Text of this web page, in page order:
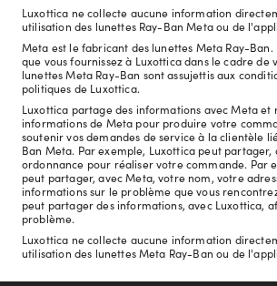
Luxottica ne collecte aucune information
utilisation des lunettes Ray-Ban Meta ou de
Meta est le fabricant des lunettes Meta Ray-Ban.
que vous fournissez à Luxottica dans le cadre de
lunettes Meta Ray-Ban sont assujettis aux
politiques de Luxottica.
Luxottica partage des informations avec Meta et
informations de Meta pour produire votre
soutenir vos demandes de service à la clientèle
Ban Meta. Par exemple, Luxottica peut partager,
ordonnance pour réaliser votre commande. Par
peut partager, avec Meta, votre nom, votre
informations sur le problème que vous
peut partager des informations, avec Luxottica,
problème.
Luxottica ne collecte aucune information
utilisation des lunettes Meta Ray-Ban ou de